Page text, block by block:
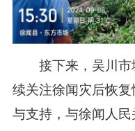
接下来，吴川市
续关注徐闻灾后恢
与支持，与徐闻人民